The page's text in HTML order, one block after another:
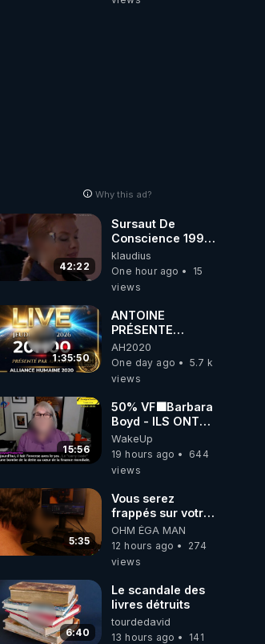
Why this ad?
42:22
Sursaut De
Conscience 1998
- toujours
d'actualité ....Au
Dela Du Réel
klaudius
One hour ago
15
views
1:35:50
ANTOINE
PRÉSENTE
AH2020 LE LIVE
20H ***DU
06/08/2026***
AH2020
One day ago
5.7 k
views
15:56
50% VF🟩Barbara
Boyd - ILS ONT
MENTI SUR TOUT
-Jocelyne
Traduction
WakeUp
19 hours ago
644
views
5:35
Vous serez
frappés sur votre
sol européens par
la faute des
dirigeants qui
le nez
OHM ÉGA MAN
12 hours ago
274
views
6:40
Le scandale des
livres détruits
tourdedavid
13 hours ago
141